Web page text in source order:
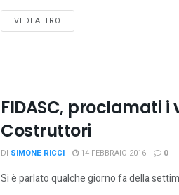
VEDI ALTRO
FIDASC, proclamati
Costruttori
DI SIMONE RICCI 14 FEBBRAIO 2016 0
Si è parlato qualche giorno fa della